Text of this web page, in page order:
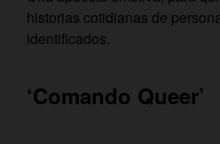
historias cotidianas de
identificados.
‘Comando Queer’